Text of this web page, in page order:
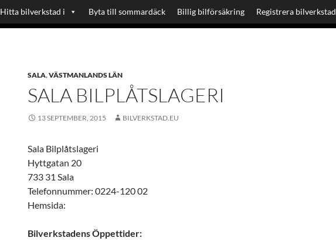
Hitta bilverkstad i Byta till sommardäck Billig bilförsäkring Registrera bilverkstad
SALA,VÄSTMANLANDS LÄN
SALA BILPLÅTSLAGERI
13 SEPTEMBER, 2015 BILVERKSTAD.EU
Sala Bilplåtslageri
Hyttgatan 20
733 31 Sala
Telefonnummer: 0224-120 02
Hemsida:
Bilverkstadens Öppettider: